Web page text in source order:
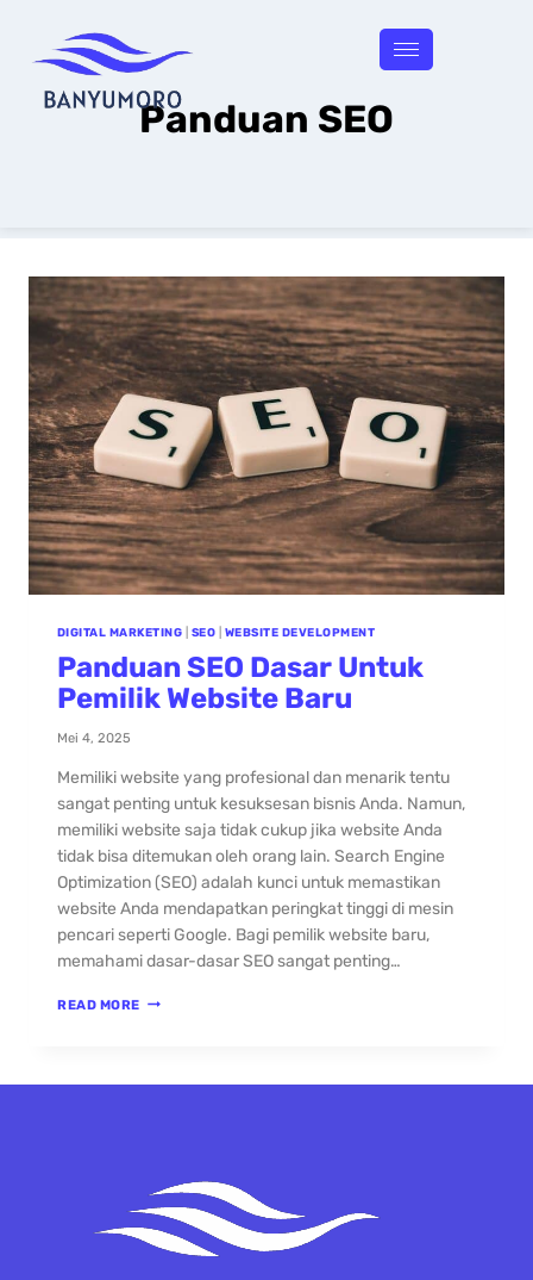
Panduan SEO
DIGITAL MARKETING SEO WEBSITE DEVELOPMENT
Panduan SEO Dasar Untuk
Pemilik Website Baru
Mei 4, 2025
Memiliki website yang profesional dan menarik tentu
sangat penting untuk kesuksesan bisnis Anda. Namun,
memiliki website saja tidak cukup jika website Anda
tidak bisa ditemukan oleh orang lain. Search Engine
Optimization (SEO) adalah kunci untuk memastikan
website Anda mendapatkan peringkat tinggi di mesin
pencari seperti Google. Bagi pemilik website baru,
memahami dasar-dasar SEO sangat penting…
READ MORE